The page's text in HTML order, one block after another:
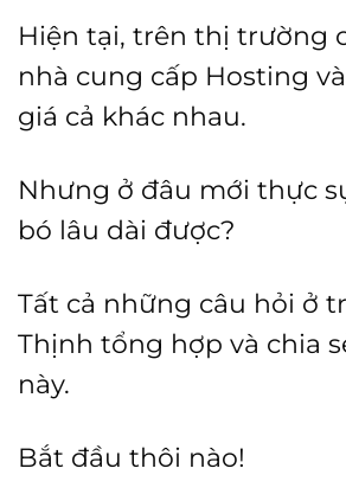
Hiện tại, trên thị trường
nhà cung cấp Hosting
giá cả khác nhau.
Nhưng ở đâu mới thực
bó lâu dài được?
Tất cả những câu hỏi ở
Thịnh tổng hợp và chia
này.
Bắt đầu thôi nào!